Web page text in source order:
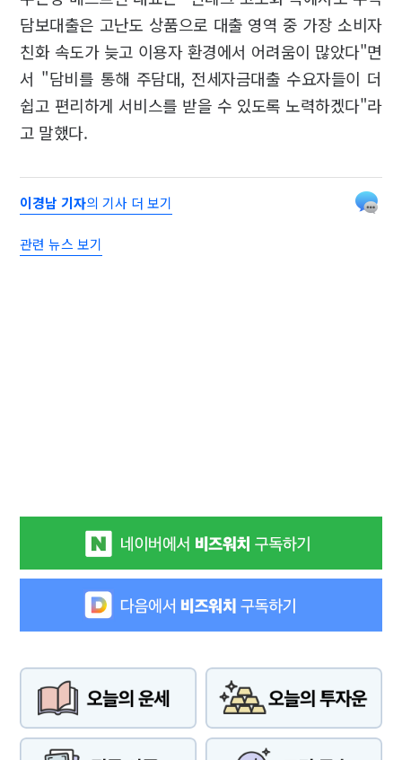
담보대출은 고난도 상품으로 대출 영역 중 가장 소비자
친화 속도가 늦고 이용자 환경에서 어려움이 많았다"면
서 "담비를 통해 주담대, 전세자금대출 수요자들이 더
쉽고 편리하게 서비스를 받을 수 있도록 노력하겠다"라
고 말했다.
이경남 기자의 기사 더 보기
관련 뉴스 보기